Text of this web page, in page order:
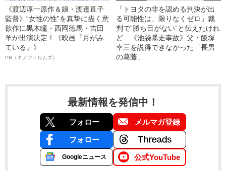
《渡辺淳一原作＆娘・渡邉直子
監督》“女性の性”を真摯に描く意
欲作に黒木瞳・西岡德馬・吉田
羊が出演決定！《映画『月がみ
ている』》
PR（キノフィルムズ）
「トヨタの非を認める判決が出
る可能性は、限りなくゼロ」裁
判で“勝ち目がない”と伝えたけれ
ど…《池袋暴走事故》父・飯塚
幸三を説得できなかった「長男
の葛藤」
最新情報を発信中！
フォロー メルマガ登録
フォロー
Googleニュース 公式YouTube